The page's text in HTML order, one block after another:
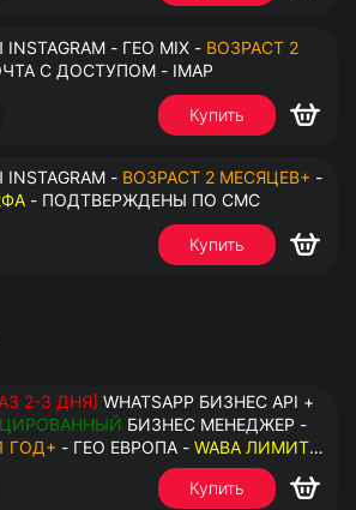
- ГЕО MIX - ВОЗРАСТ 2
С ДОСТУПОМ - IMAP
Купить
- ВОЗРАСТ 2 МЕСЯЦЕВ+ -
- ПОДТВЕРЖДЕНЫ ПО СМС
Купить
2-3 ДНЯ] WHATSAPP БИЗНЕС API +
БИЗНЕС МЕНЕДЖЕР -
ГОД+ - ГЕО ЕВРОПА - WABA ЛИМИТ
- ДОСТУПНО К ПРИВЯЗКЕ ДО 20
- ПРАВА АДМИНИСТРАТОРА
Купить